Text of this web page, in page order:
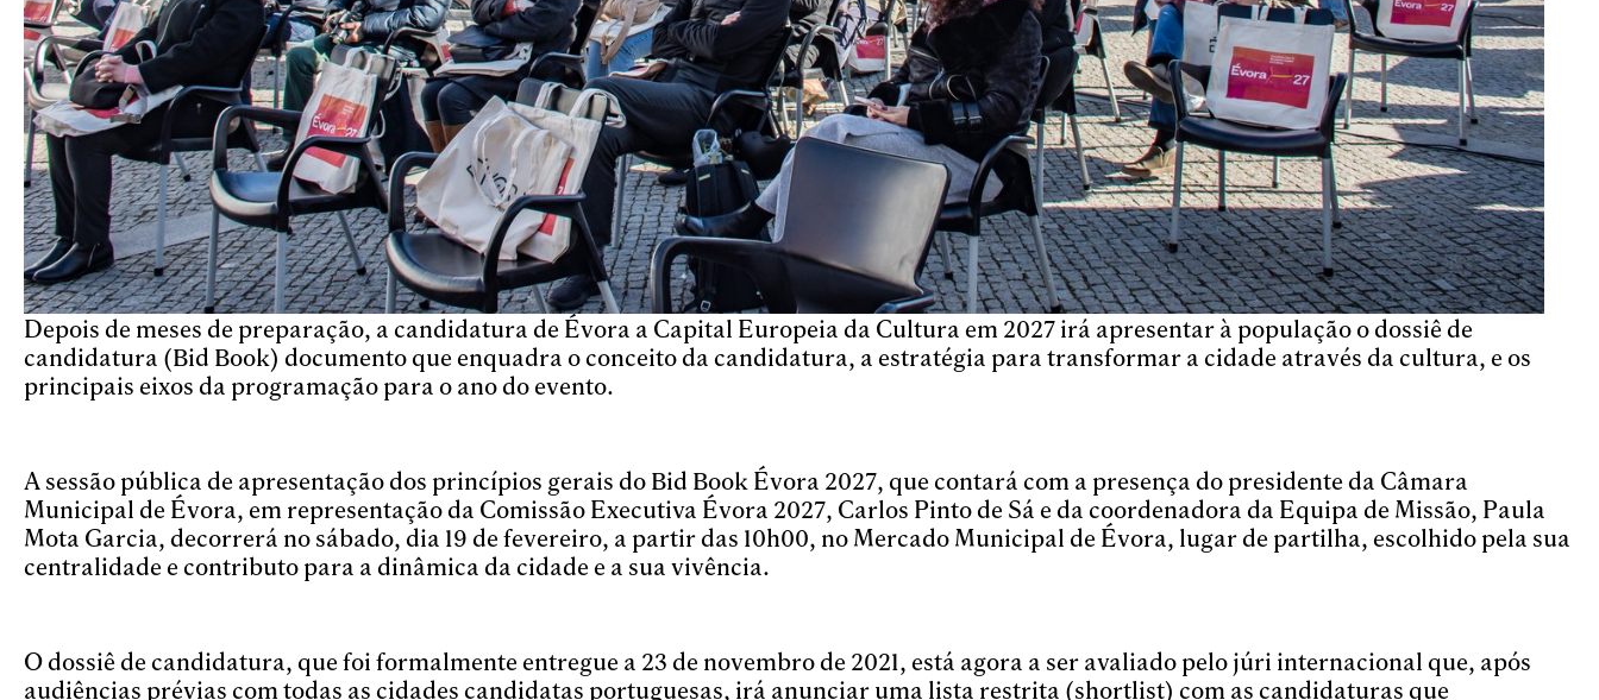
Depois de meses de preparação, a candidatura de Évora a Capital Europeia da Cultura em 2027 irá apresentar à população o dossiê de
candidatura (Bid Book) documento que enquadra o conceito da candidatura, a estratégia para transformar a cidade através da cultura, e os
principais eixos da programação para o ano do evento.
A sessão pública de apresentação dos princípios gerais do Bid Book Évora 2027, que contará com a presença do presidente da Câmara
Municipal de Évora, em representação da Comissão Executiva Évora 2027, Carlos Pinto de Sá e da coordenadora da Equipa de Missão, Paula
Mota Garcia, decorrerá no sábado, dia 19 de fevereiro, a partir das 10h00, no Mercado Municipal de Évora, lugar de partilha, escolhido pela sua
centralidade e contributo para a dinâmica da cidade e a sua vivência.
O dossiê de candidatura, que foi formalmente entregue a 23 de novembro de 2021, está agora a ser avaliado pelo júri internacional que, após
audiências prévias com todas as cidades candidatas portuguesas, irá anunciar uma lista restrita (shortlist) com as candidaturas que